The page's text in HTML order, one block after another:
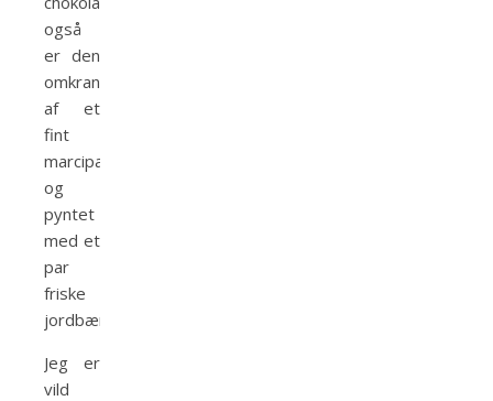
også
er den
omkranset
af et
fint
marcipanbånd
og
pyntet
med et
par
friske
jordbær.
Jeg er
vild